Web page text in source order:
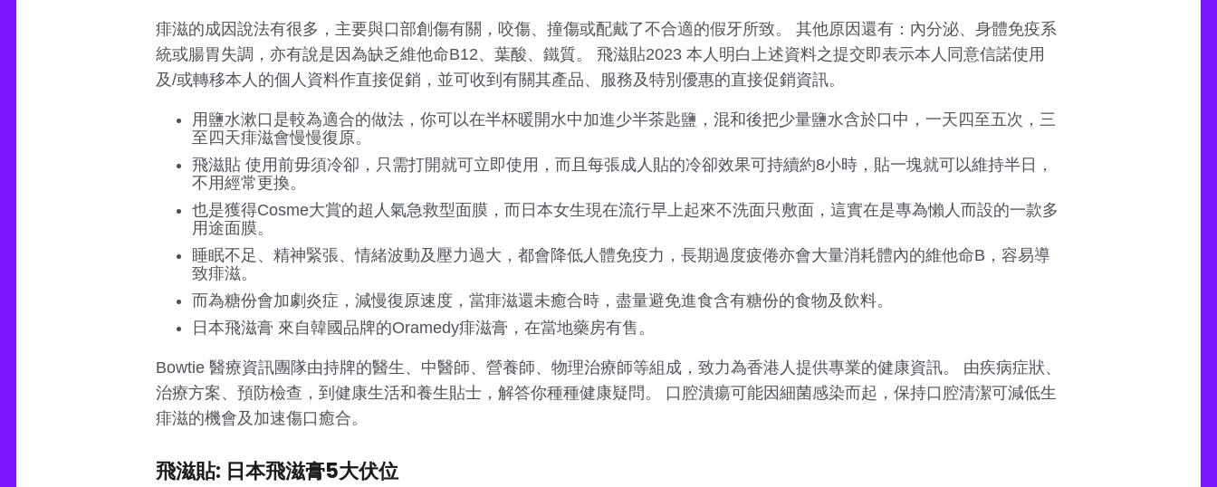
痱滋的成因說法有很多，主要與口部創傷有關，咬傷、撞傷或配戴了不合適的假牙所致。 其他原因還有：內分泌、身體免疫系
統或腸胃失調，亦有說是因為缺乏維他命B12、葉酸、鐵質。 飛滋貼2023 本人明白上述資料之提交即表示本人同意信諾使用
及/或轉移本人的個人資料作直接促銷，並可收到有關其產品、服務及特別優惠的直接促銷資訊。
用鹽水漱口是較為適合的做法，你可以在半杯暖開水中加進少半茶匙鹽，混和後把少量鹽水含於口中，一天四至五次，三
至四天痱滋會慢慢復原。
飛滋貼 使用前毋須冷卻，只需打開就可立即使用，而且每張成人貼的冷卻效果可持續約8小時，貼一塊就可以維持半日，
不用經常更換。
也是獲得Cosme大賞的超人氣急救型面膜，而日本女生現在流行早上起來不洗面只敷面，這實在是專為懶人而設的一款多
用途面膜。
睡眠不足、精神緊張、情緒波動及壓力過大，都會降低人體免疫力，長期過度疲倦亦會大量消耗體內的維他命B，容易導
致痱滋。
而為糖份會加劇炎症，減慢復原速度，當痱滋還未癒合時，盡量避免進食含有糖份的食物及飲料。
日本飛滋膏 來自韓國品牌的Oramedy痱滋膏，在當地藥房有售。
Bowtie 醫療資訊團隊由持牌的醫生、中醫師、營養師、物理治療師等組成，致力為香港人提供專業的健康資訊。 由疾病症狀、
治療方案、預防檢查，到健康生活和養生貼士，解答你種種健康疑問。 口腔潰瘍可能因細菌感染而起，保持口腔清潔可減低生
痱滋的機會及加速傷口癒合。
飛滋貼: 日本飛滋膏5大伏位